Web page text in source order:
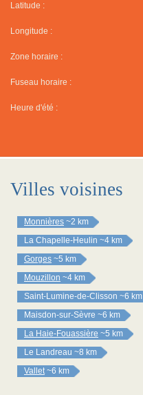
Latitude :
Longitude :
Zone horaire :
Fuseau horaire :
Heure d'été :
Villes voisines
Monnières ~2 km
La Chapelle-Heulin ~4 km
Gorges ~5 km
Mouzillon ~4 km
Saint-Lumine-de-Clisson ~6 km
Maisdon-sur-Sèvre ~6 km
La Haie-Fouassière ~5 km
Le Landreau ~8 km
Vallet ~6 km